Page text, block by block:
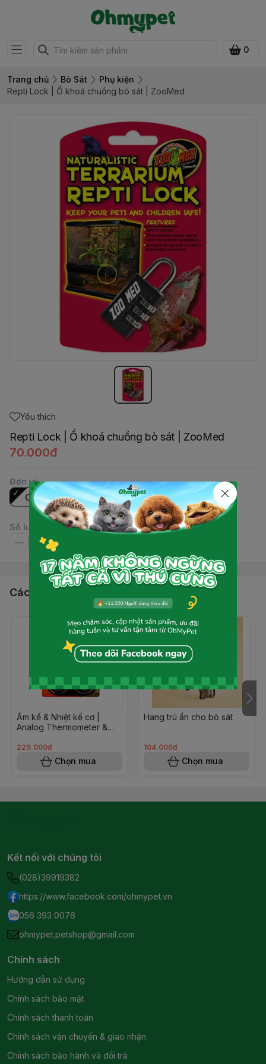
0
Trang chủ Bò Sát
Phụ kiện
Repti Lock | Ổ khoá chuồng bò sát | ZooMed
Yêu thích
Repti Lock | Ổ khoá chuồng bò sát | ZooMed
70.000đ
Đơn vị:
Cái
Số lượng
Các sản phẩm, dịch vụ khác
Ẩm kế & Nhiệt kế cơ |
Analog Thermometer &
229.000đ
Chọn mua
Hang trú ẩn cho bò sát
104.000đ
Chọn mua
Kết nối với chúng tôi
(028)39919382
https://www.facebook.com/ohmypet.vn
056 393 0076
ohmypet.petshop@gmail.com
Chính sách
Hướng dẫn sử dụng
Chính sách bảo mật
Chính sách thanh toán
Chính sách vận chuyển & giao nhận
Chính sách bảo hành và đổi trả